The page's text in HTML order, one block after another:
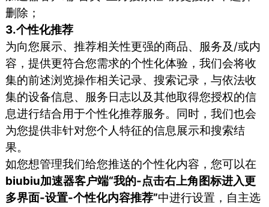
删除；
3.个性化推荐
为向您展示、推荐相关性更强的商品、服务及/或内
容，提供更符合您需求的个性化体验，我们会将收
集的前述浏览操作相关记录、搜索记录，与依法收
集的设备信息、服务日志以及其他取得您授权的信
息进行结合用于个性化推荐服务。同时，我们也会
为您提供非针对您个人特征的信息展示和搜索结
果。
如您想管理我们给您推送的个性化内容，您可以在
biubiu加速器客户端“我的-点击右上角图标进入更
多界面-设置-个性化内容推荐”中进行设置，自主选